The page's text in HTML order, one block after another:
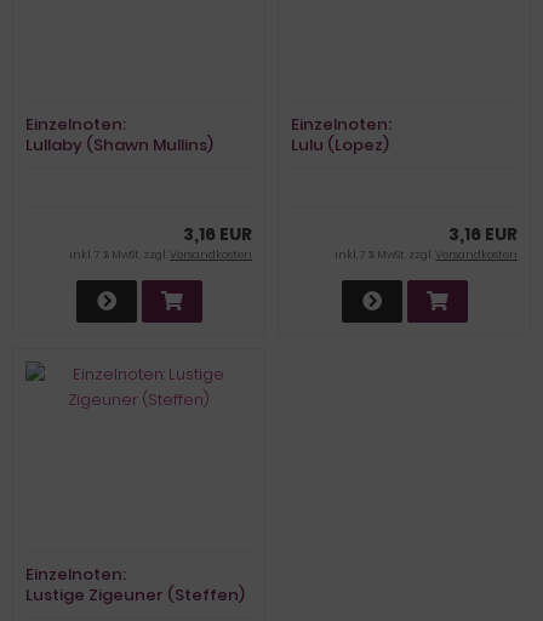
Einzelnoten:
Lullaby (Shawn Mullins)
3,16 EUR
inkl. 7 % MwSt. zzgl.Versandkosten
Einzelnoten:
Lulu (Lopez)
3,16 EUR
inkl. 7 % MwSt. zzgl.Versandkosten
Einzelnoten:
Lustige Zigeuner (Steffen)